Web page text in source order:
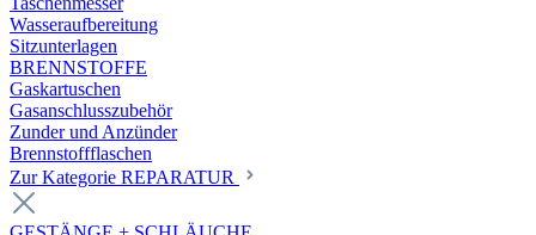
Wasseraufbereitung
Sitzunterlagen
BRENNSTOFFE
Gaskartuschen
Gasanschlusszubehör
Zunder und Anzünder
Brennstoffflaschen
Zur Kategorie REPARATUR